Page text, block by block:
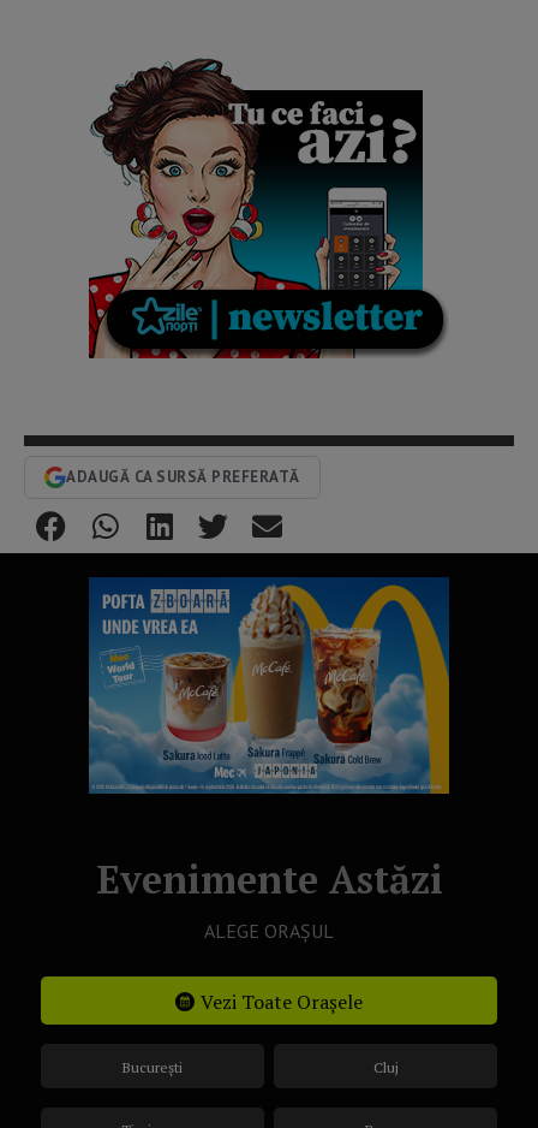
ADAUGĂ CA SURSĂ PREFERATĂ
Evenimente Astăzi
ALEGE ORAȘUL
Vezi Toate Orașele
București Cluj